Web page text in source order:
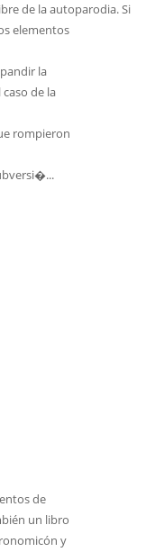
de la autoparodia. Si
elementos
la
de la
rompieron
de
un libro
y